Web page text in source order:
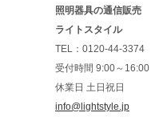
照明器具の通信販売
ライトスタイル
TEL：0120-44-3374
受付時間 9:00～16:00
休業日 土日祝日
info@lightstyle.jp